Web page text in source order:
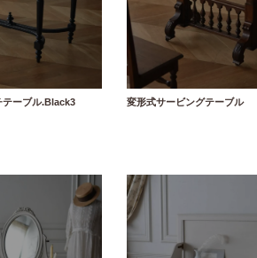
テーブル.Black3 変形式サービングテーブル